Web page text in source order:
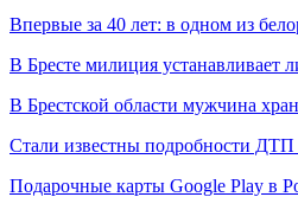
Впервые за 40 лет: в одном из
В Бресте милиция устанавливает
В Брестской области мужчина
Стали известны подробности
Подарочные карты Google Play в